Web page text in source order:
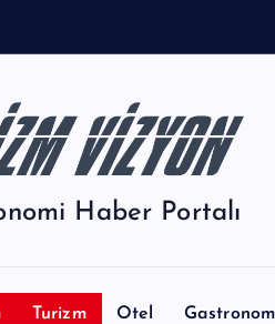
Haber Portalı
Turizm Otel